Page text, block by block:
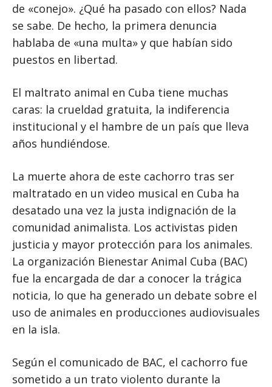
de «conejo». ¿Qué ha pasado con ellos? Nada
se sabe. De hecho, la primera denuncia
hablaba de «una multa» y que habían sido
puestos en libertad.
El maltrato animal en Cuba tiene muchas
caras: la crueldad gratuita, la indiferencia
institucional y el hambre de un país que lleva
años hundiéndose.
La muerte ahora de este cachorro tras ser
maltratado en un video musical en Cuba ha
desatado una vez la justa indignación de la
comunidad animalista. Los activistas piden
justicia y mayor protección para los animales.
La organización Bienestar Animal Cuba (BAC)
fue la encargada de dar a conocer la trágica
noticia, lo que ha generado un debate sobre el
uso de animales en producciones audiovisuales
en la isla.
Según el comunicado de BAC, el cachorro fue
sometido a un trato violento durante la